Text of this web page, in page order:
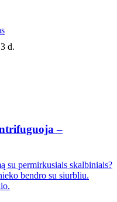
d.
–
su permirkusiais skalbiniais?
bendro su siurbliu.